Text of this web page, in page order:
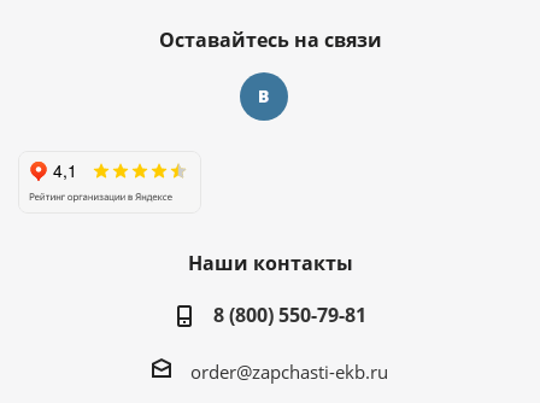
Оставайтесь на связи
Наши контакты
8 (800) 550-79-81
order@zapchasti-ekb.ru